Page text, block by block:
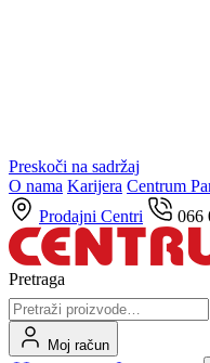
Preskoči na sadržaj
O nama Karijera Centrum
Prodajni Centri
066
Pretraga
Moj račun